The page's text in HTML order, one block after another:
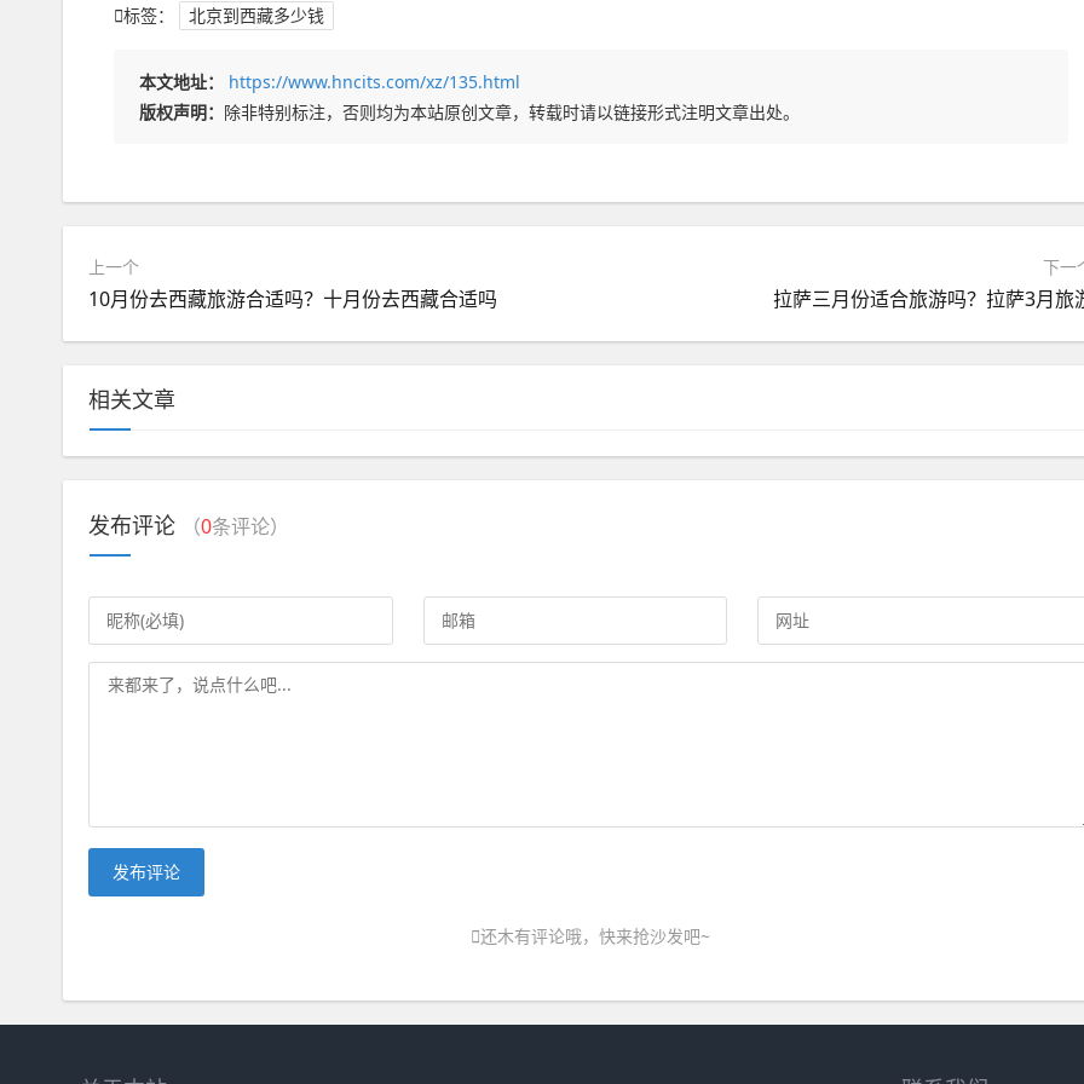
标签： 北京到西藏多少钱
本文地址：
https://www.hncits.com/xz/135.html
版权声明： 除非特别标注，否则均为本站原创文章，转载时请以链接形式注明文章出处。
上一个
10月份去西藏旅游合适吗？十月份去西藏合适吗
下一
拉萨三月份适合旅游吗？拉萨3月旅
相关文章
发布评论 （0条评论）
发布评论
还木有评论哦，快来抢沙发吧~